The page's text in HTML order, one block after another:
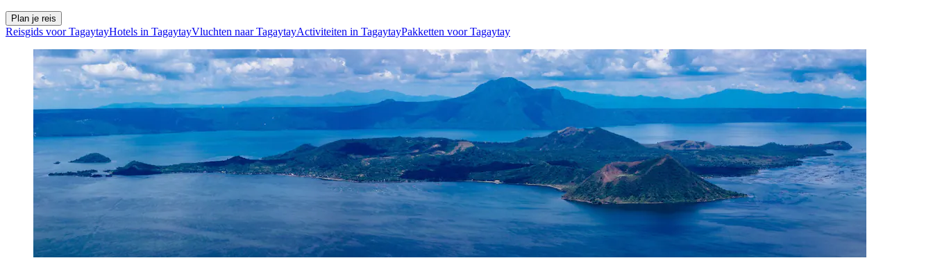
Plan je reis
Reisgids voor TagaytayHotels in TagaytayVluchten naar TagaytayActiviteiten in TagaytayPakketten voor Tagaytay